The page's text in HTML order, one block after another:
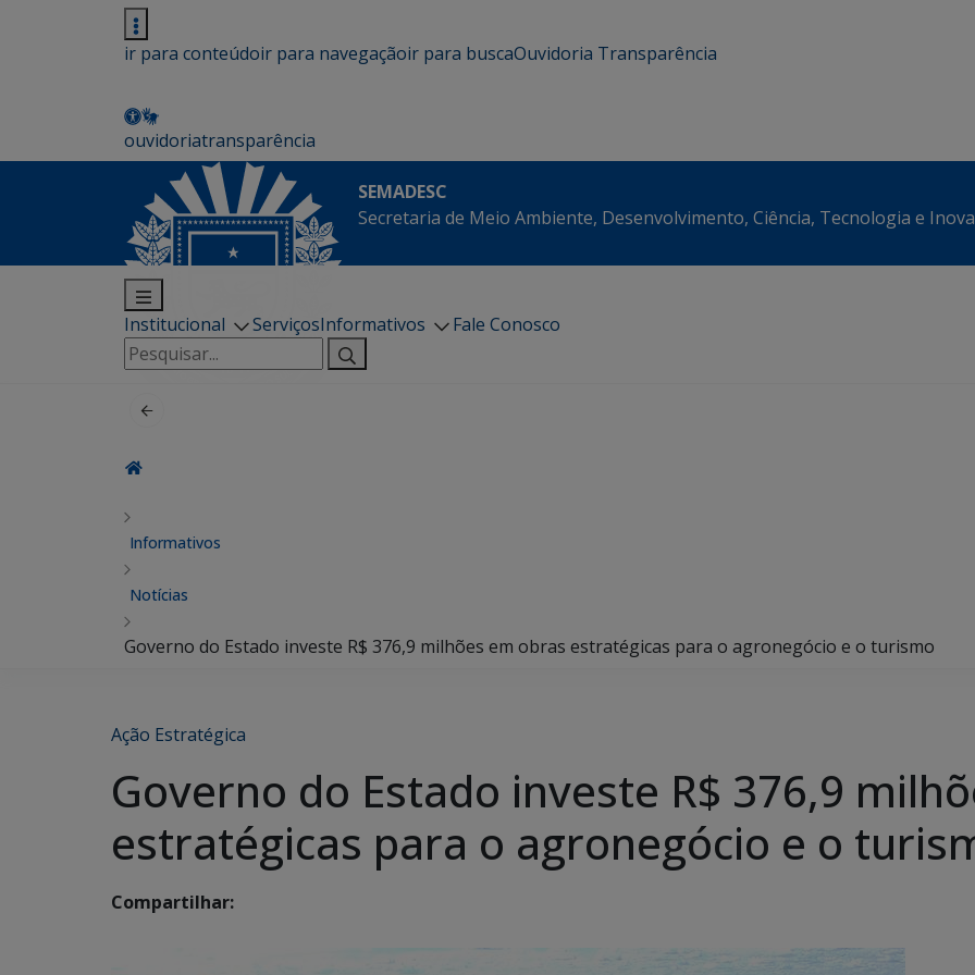
ir para conteúdoir para navegaçãoir para buscaOuvidoria Transparência
ouvidoriatransparência
SEMADESC
Secretaria de Meio Ambiente, Desenvolvimento, Ciência, Tecnologia e
Institucional ServiçosInformativos
Fale Conosco
Pesquisar
por:
Informativos
Notícias
Governo do Estado investe R$ 376,9 milhões em obras estratégicas para o agronegócio e o turismo
Ação Estratégica
Governo do Estado investe R$ 376,9
estratégicas para o agronegócio e o
Compartilhar: